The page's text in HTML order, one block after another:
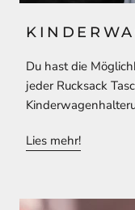
Du hast die
jeder Rucksack
Lies mehr!